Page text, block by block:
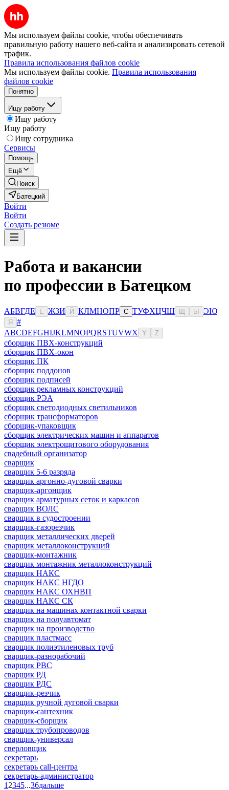
Мы используем файлы cookie, чтобы обеспечивать
правильную работу нашего веб-сайта и анализировать сетевой
трафик.
Правила использования файлов cookie
Мы используем файлы cookie. Правила использования
файлов cookie
Понятно
Ищу работу
Ищу работу
Ищу работу
Ищу сотрудника
Сервисы
Помощь
Ещё
Поиск
Батецкий
Войти
Войти
Создать резюме
Работа и вакансии
по профессии в Батецком
АБВГДЕ Ё ЖЗИ Й КЛМНОПР С ТУФХЦЧШ Ы ЭЮ
Я
#
ABCDEFGHIJKLMNOPQRSTUVWX Y Z
сборщик ПВХ-конструкций
сборщик ПВХ-окон
сборщик ПК
сборщик поддонов
сборщик подписей
сборщик рекламных конструкций
сборщик РЭА
сборщик светодиодных светильников
сборщик трансформаторов
сборщик-упаковщик
сборщик электрических машин и аппаратов
сборщик электрощитового оборудования
свадебный организатор
сварщик
сварщик 5-6 разряда
сварщик аргонно-дуговой сварки
сварщик-аргонщик
сварщик арматурных сеток и каркасов
сварщик ВОЛС
сварщик в судостроении
сварщик-газорезчик
сварщик металлических дверей
сварщик металлоконструкций
сварщик-монтажник
сварщик монтажник металлоконструкций
сварщик НАКС
сварщик НАКС НГДО
сварщик НАКС ОХНВП
сварщик НАКС СК
сварщик на машинах контактной сварки
сварщик на полуавтомат
сварщик на производство
сварщик пластмасс
сварщик полиэтиленовых труб
сварщик-разнорабочий
сварщик РВС
сварщик РД
сварщик РДС
сварщик-резчик
сварщик ручной дуговой сварки
сварщик-сантехник
сварщик-сборщик
сварщик трубопроводов
сварщик-универсал
сверловщик
секретарь
секретарь call-центра
секретарь-администратор
1 2345...36дальше